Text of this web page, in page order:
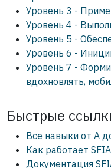
Уровень 3 -
Уровень 4 -
Уровень 5 -
Уровень 6 -
Уровень 7 -
вдохновлять,
Быстрые
Все навыки от А
Как работает SFIA
Документация